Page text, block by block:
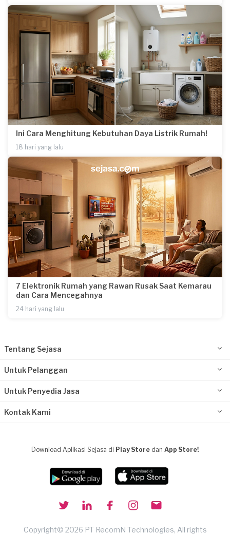
Ini Cara Menghitung Kebutuhan Daya Listrik Rumah!
18 hari yang lalu
7 Elektronik Rumah yang Rawan Rusak Saat Kemarau
dan Cara Mencegahnya
24 hari yang lalu
Tentang Sejasa
Untuk Pelanggan
Untuk Penyedia Jasa
Kontak Kami
Download Aplikasi Sejasa di Play Store dan App Store!
Copyright© 2026 PT RecomN Technologies, All rights